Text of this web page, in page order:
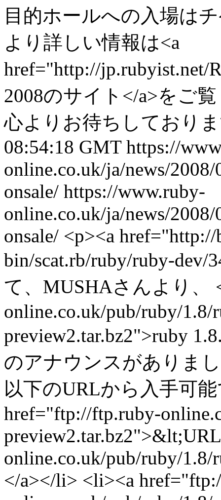
目的ホールへの入場は
より詳しい情報は<a
href="http://jp.rubyist.net/
2008のサイト</a>をご
心よりお待ちしており
08:54:18 GMT https://
online.co.uk/ja/news/
onsale/ https://www.ruby-
online.co.uk/ja/news/
onsale/ <p><a href="http://
bin/scat.rb/ruby/ruby-dev/
て、MUSHAさんより、
online.co.uk/pub/ruby/1.8/
preview2.tar.bz2">ruby
のアナウンスがありま
以下のURLから入手可
href="ftp://ftp.ruby-
online.co.uk/pub/ruby/
</a></li> <li><a